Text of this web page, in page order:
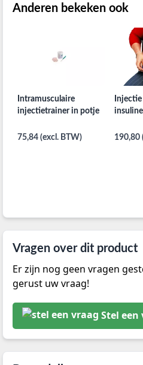
Anderen bekeken ook
Intramusculaire
injectietrainer in potje
75,84 (excl. BTW) 190,80
Vragen over dit product
Er zijn nog geen vragen
gerust uw vraag!
Stel een